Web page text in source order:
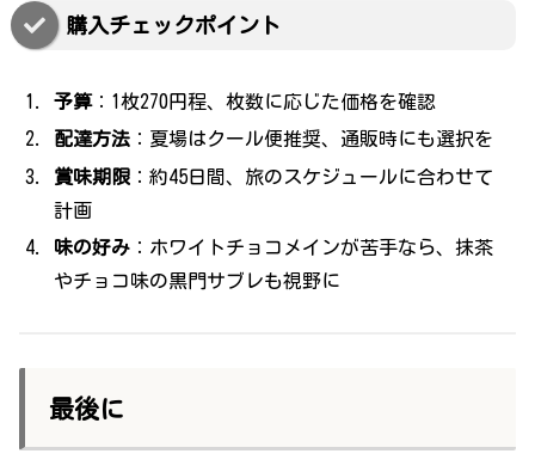
購入チェックポイント
予算：1枚270円程、枚数に応じた価格を確認
配達方法 ：夏場はクール便推奨、通販時にも選択を
賞味期限 ：約45日間、旅のスケジュールに合わせて
計画
味の好み ：ホワイトチョコメインが苦手なら、抹茶
やチョコ味の黒門サブレも視野に
最後に